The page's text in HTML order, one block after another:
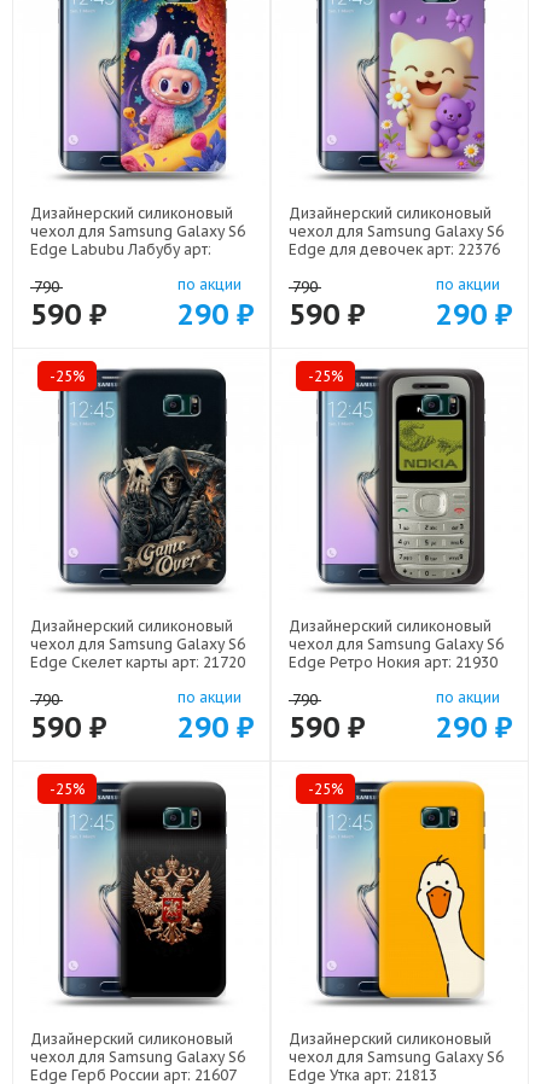
Дизайнерский силиконовый
чехол для Samsung Galaxy S6
Edge Labubu Лабубу арт:
790
590 ₽
по акции
290 ₽
Дизайнерский силиконовый
чехол для Samsung Galaxy S6
Edge для девочек арт: 22376
790
590 ₽
по акции
290 ₽
-25%
Дизайнерский силиконовый
чехол для Samsung Galaxy S6
Edge Скелет карты арт: 21720
790
590 ₽
по акции
290 ₽
-25%
Дизайнерский силиконовый
чехол для Samsung Galaxy S6
Edge Ретро Нокия арт: 21930
790
590 ₽
по акции
290 ₽
-25%
Дизайнерский силиконовый
чехол для Samsung Galaxy S6
Edge Герб России арт: 21607
-25%
Дизайнерский силиконовый
чехол для Samsung Galaxy S6
Edge Утка арт: 21813